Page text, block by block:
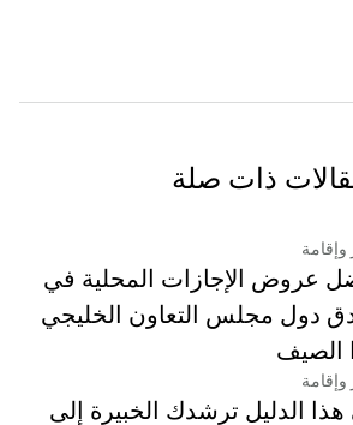
ذات صلة
عروض الإجازات المحلية في
دول مجلس التعاون الخليجي
الصيف
الدليل ترشدك الخبيرة إلى